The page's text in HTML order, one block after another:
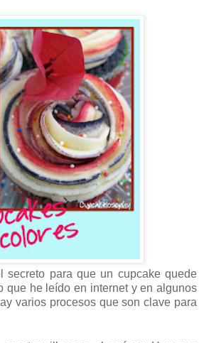
secreto para que un cupcake quede
que he leído en internet y en algunos
varios procesos que son clave para